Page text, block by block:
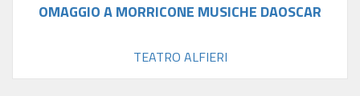
OMAGGIO A MORRICONE MUSICHE DAOSCAR
TEATRO ALFIERI